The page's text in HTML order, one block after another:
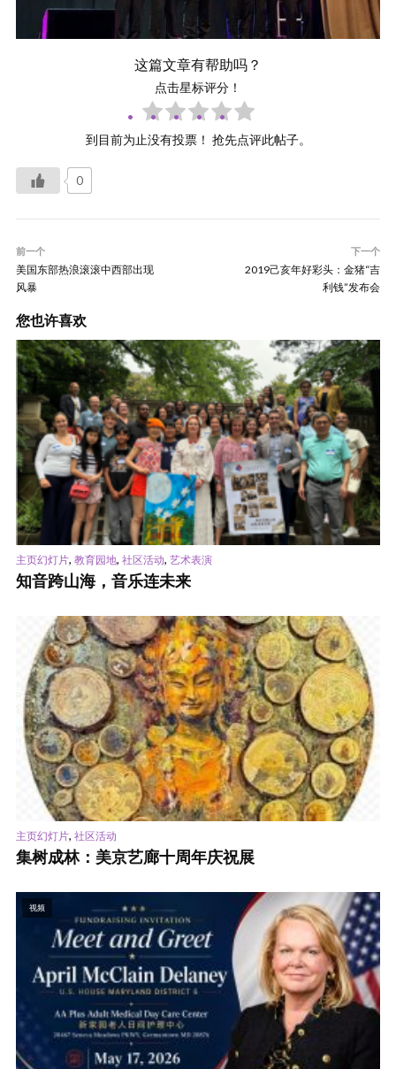
这篇文章有帮助吗？
点击星标评分！
到目前为止没有投票！ 抢先点评此帖子。
0
前一个
美国东部热浪滚滚中西部出现
风暴
下一个
2019己亥年好彩头：金猪“吉
利钱”发布会
您也许喜欢
主页幻灯片, 教育园地, 社区活动, 艺术表演
知音跨山海，音乐连未来
主页幻灯片, 社区活动
集树成林：美京艺廊十周年庆祝展
视频